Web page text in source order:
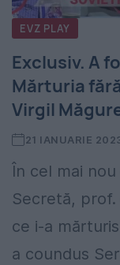
EVZ PLAY
Exclusiv. A
Mărturia
Virgil
21 IANUARIE
În cel mai
Secretă, prof.
ce i-a
a coundus